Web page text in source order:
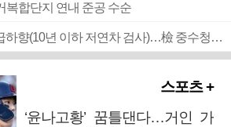
복합단지 연내 준공 수순
■ 검사 신분 버리고 직급하향(10년 이하 저연차 검사)…檢 중수청행 기피
스포츠 +
‘윤나고황’ 꿈틀댄다…거인 가